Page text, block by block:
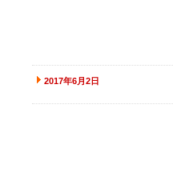
2017年6月2日